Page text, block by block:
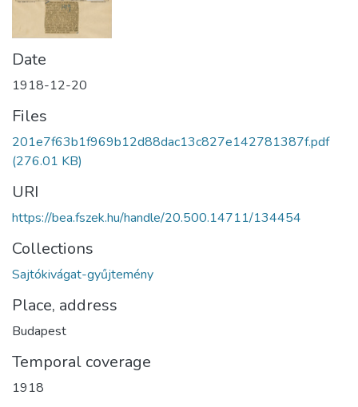
Date
1918-12-20
Files
201e7f63b1f969b12d88dac13c827e142781387f.pdf
(276.01 KB)
URI
https://bea.fszek.hu/handle/20.500.14711/134454
Collections
Sajtókivágat-gyűjtemény
Place, address
Budapest
Temporal coverage
1918